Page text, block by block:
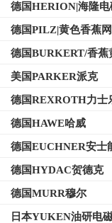
德国HERION|海隆电
德国PILZ|黄色香蕉
德国BURKERT/香蕉
视频电磁阀
美国PARKER派克
德国REXROTH力士
德国HAWE哈威
德国EUCHNER安士
德国HYDAC贺德克
德国MURR穆尔
日本YUKEN油研电